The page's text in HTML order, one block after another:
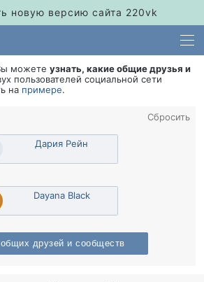
новую версию сайта 220vk
можете узнать, какие общие друзья и
пользователей социальной сети
на примере.
Сбросить
Дария Рейн
Dayana Black
общих друзей и сообщест